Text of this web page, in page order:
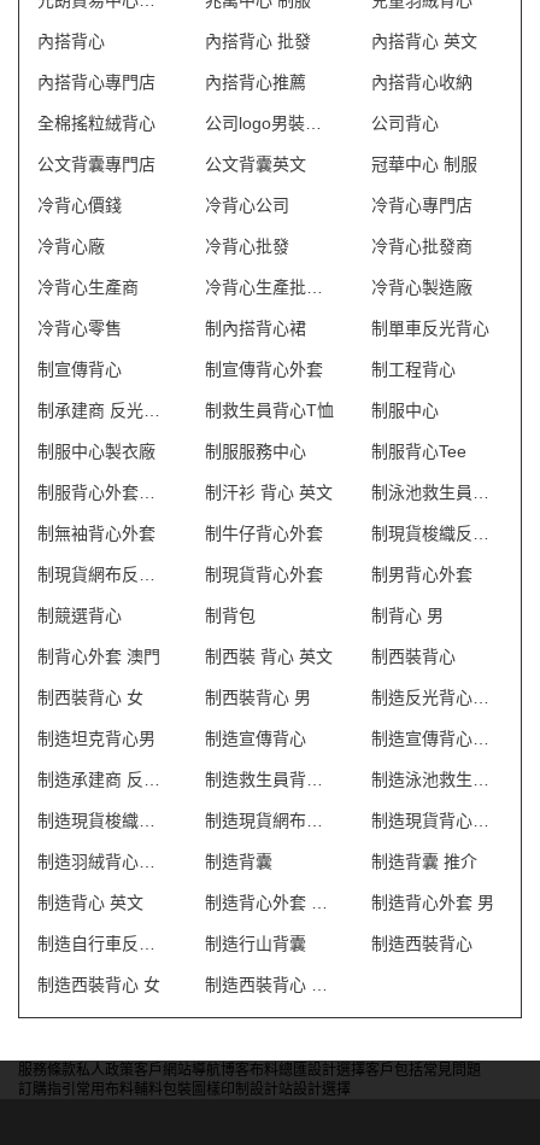
內搭背心 內搭背心 批發 內搭背心 英文
內搭背心專門店 內搭背心推薦 內搭背心收納
全棉搖粒絨背心 公司logo男裝背心 公司背心
公文背囊專門店 公文背囊英文 冠華中心 制服
冷背心價錢 冷背心公司 冷背心專門店
冷背心廠 冷背心批發 冷背心批發商
冷背心生產商 冷背心生產批發商 冷背心製造廠
冷背心零售 制內搭背心裙 制單車反光背心
制宣傳背心 制宣傳背心外套 制工程背心
制救生員背心T恤 制服中心
制服中心製衣廠 制服服務中心 制服背心Tee
制汗衫 背心 英文
制無袖背心外套 制牛仔背心外套
制現貨背心外套 制男背心外套
制競選背心 制背包 制背心 男
制背心外套 澳門 制西裝 背心 英文 制西裝背心
制西裝背心 女 制西裝背心 男
制造坦克背心男 制造宣傳背心
制造救生員背心T恤
制造現貨網布反光背心
制造背囊 制造背囊 推介
制造背心 英文 制造背心外套 男
制造行山背囊 制造西裝背心
制造西裝背心 女
服務條款私人政策客戶 網站導航博客布料總匯設計選擇客戶包括常見問題
訂購指引 常用布料輔料包裝 圖樣印制 設計站設計選擇